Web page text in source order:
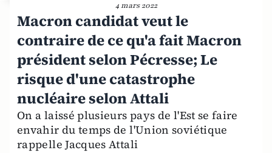
4 mars 2022
Macron candidat veut le
contraire de ce qu'a fait Macron
président selon Pécresse; Le
risque d'une catastrophe
nucléaire selon Attali
On a laissé plusieurs pays de l'Est se faire
envahir du temps de l'Union soviétique
rappelle Jacques Attali